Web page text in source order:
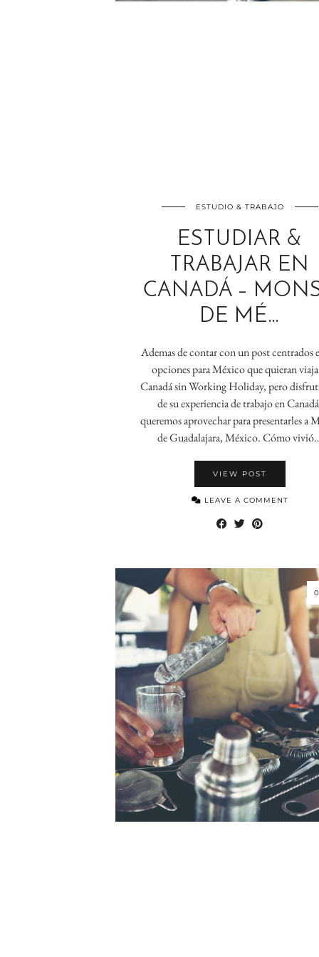
ESTUDIO & TRABAJO
ESTUDIAR &
TRABAJAR EN
CANADÁ –
DE MÉ…
Ademas de contar con un post centrados
opciones para México que quieran
Canadá sin Working Holiday, pero
de su experiencia de trabajo en
queremos aprovechar para presentarles a
de Guadalajara, México. Cómo
VIEW POST
LEAVE A COMMENT